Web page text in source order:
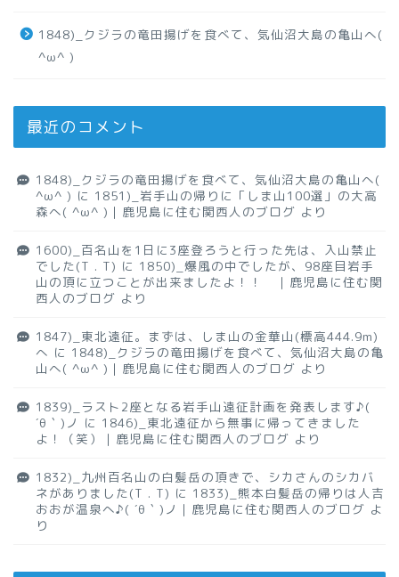
1848)_クジラの竜田揚げを食べて、気仙沼大島の亀山へ(
^ω^ )
最近のコメント
1848)_クジラの竜田揚げを食べて、気仙沼大島の亀山へ(
^ω^ ) に 1851)_岩手山の帰りに「しま山100選」の大高
森へ( ^ω^ )｜鹿児島に住む関西人のブログ より
1600)_百名山を1日に3座登ろうと行った先は、入山禁止
でした(T . T) に 1850)_爆風の中でしたが、98座目岩手
山の頂に立つことが出来ましたよ！！ ｜鹿児島に住む関
西人のブログ より
1847)_東北遠征。まずは、しま山の金華山(標高444.9m)
へ に 1848)_クジラの竜田揚げを食べて、気仙沼大島の亀
山へ( ^ω^ )｜鹿児島に住む関西人のブログ より
1839)_ラスト2座となる岩手山遠征計画を発表します♪(
´θ｀)ノ に 1846)_東北遠征から無事に帰ってきました
よ！（笑）｜鹿児島に住む関西人のブログ より
1832)_九州百名山の白髪岳の頂きで、シカさんのシカバ
ネがありました(T . T) に 1833)_熊本白髪岳の帰りは人吉
おおが温泉へ♪( ´θ｀)ノ｜鹿児島に住む関西人のブログ よ
り